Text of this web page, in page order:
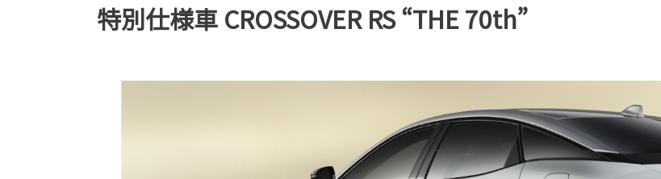
特別仕様車 CROSSOVER RS “THE 70th”